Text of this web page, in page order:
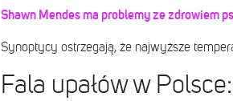
Shawn Mendes ma problemy ze zdrowiem
Synoptycy ostrzegają, że najwyższe
Fala upałów w